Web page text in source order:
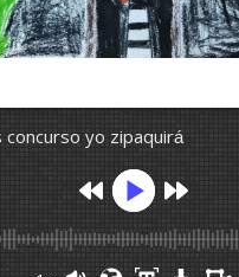
concurso yo zipaquirá